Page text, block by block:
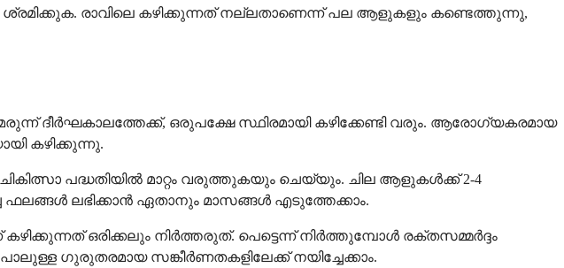
ശ്രമിക്കുക. രാവിലെ കഴിക്കുന്നത് നല്ലതാണെന്ന് പല ആളുകളും കണ്ടെത്തുന്നു,
ദീർഘകാലത്തേക്ക്, ഒരുപക്ഷേ സ്ഥിരമായി കഴിക്കേണ്ടി വരും. ആരോഗ്യകരമായ
കഴിക്കുന്നു.
പദ്ധതിയിൽ മാറ്റം വരുത്തുകയും ചെയ്യും. ചില ആളുകൾക്ക് 2-4
ഫലങ്ങൾ ലഭിക്കാൻ ഏതാനും മാസങ്ങൾ എടുത്തേക്കാം.
ഒരിക്കലും നിർത്തരുത്. പെട്ടെന്ന് നിർത്തുമ്പോൾ രക്തസമ്മർദ്ദം
ഗുരുതരമായ സങ്കീർണതകളിലേക്ക് നയിച്ചേക്കാം.